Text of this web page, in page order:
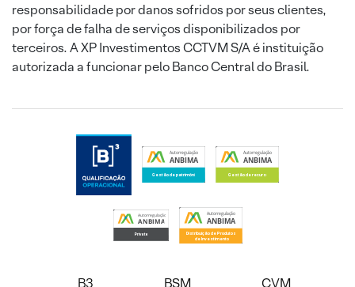
responsabilidade por danos sofridos por seus clientes,
por força de falha de serviços disponibilizados por
terceiros. A XP Investimentos CCTVM S/A é instituição
autorizada a funcionar pelo Banco Central do Brasil.
B3 BSM CVM